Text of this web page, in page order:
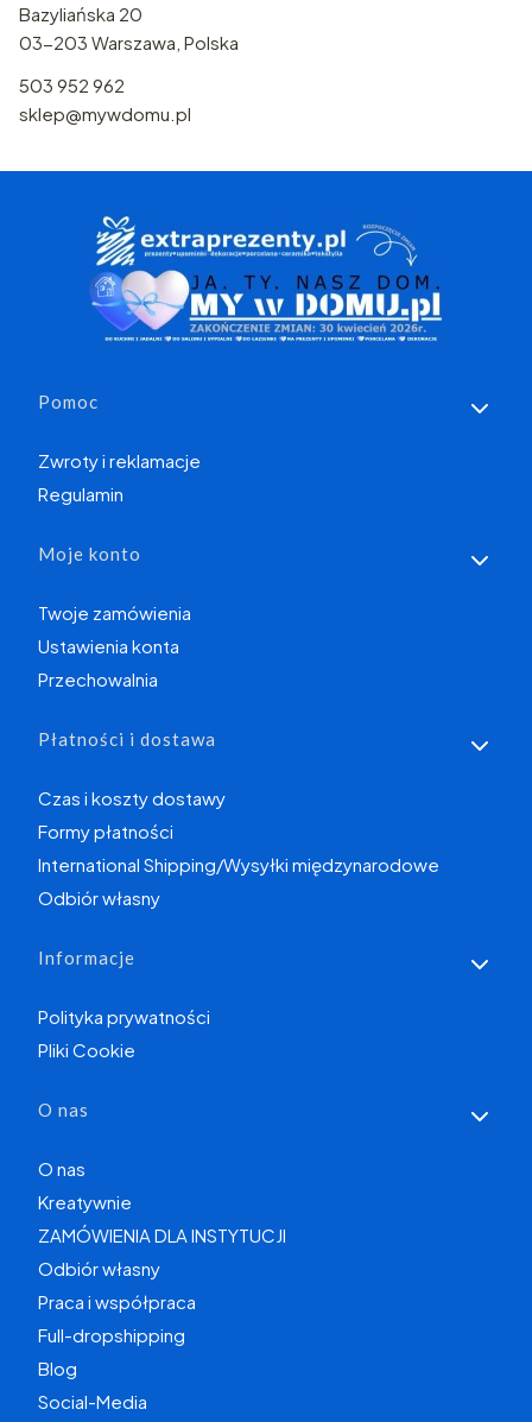
Bazyliańska 20
03-203 Warszawa, Polska
503 952 962
sklep@mywdomu.pl
Linki w stopce
Pomoc
Zwroty i reklamacje
Regulamin
Moje konto
Twoje zamówienia
Ustawienia konta
Przechowalnia
Płatności i dostawa
Czas i koszty dostawy
Formy płatności
International Shipping/Wysyłki międzynarodowe
Odbiór własny
Informacje
Polityka prywatności
Pliki Cookie
O nas
O nas
Kreatywnie
ZAMÓWIENIA DLA INSTYTUCJI
Odbiór własny
Praca i współpraca
Full-dropshipping
Blog
Social-Media